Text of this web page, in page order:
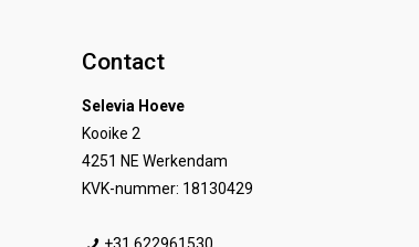
Contact
Selevia Hoeve
Kooike 2
4251 NE Werkendam
KVK-nummer: 18130429